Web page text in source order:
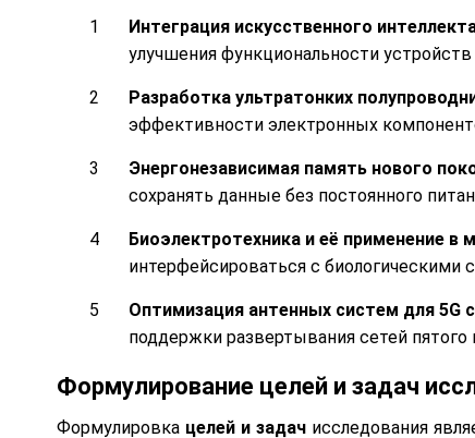
Интеграция искусственного
улучшения функциональности
Разработка ультратонких
эффективности электронных
Энергонезависимая память нового
сохранять данные без постоянного
Биоэлектротехника и её применение в
интерфейсироваться с биологическими
Оптимизация антенных систем для 5G
поддержки развертывания сетей пятого
Формулирование целей и задач
Формулировка целей и задач исследования